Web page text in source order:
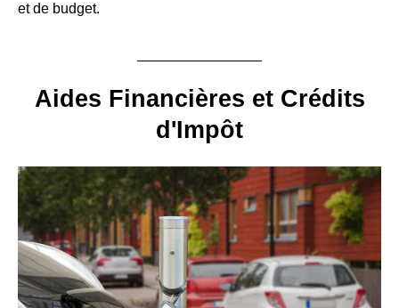
et de budget.
Aides Financières et Crédits
d'Impôt